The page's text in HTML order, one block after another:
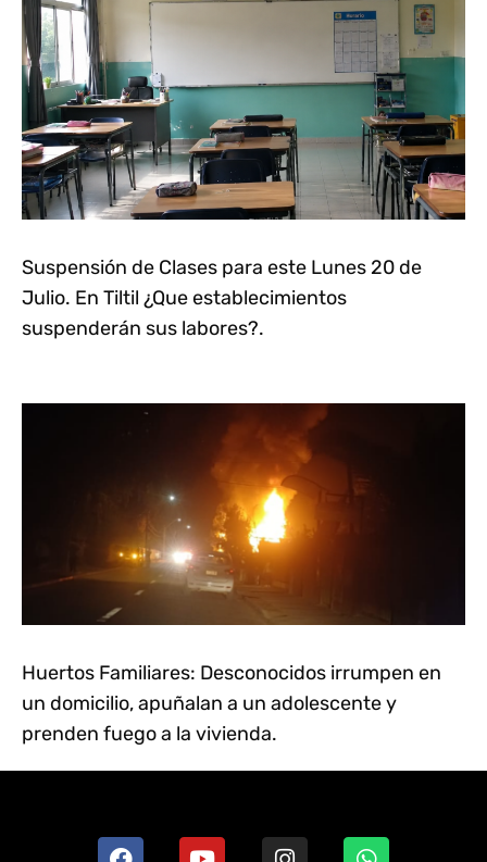
Suspensión de Clases para este Lunes 20 de
Julio. En Tiltil ¿Que establecimientos
suspenderán sus labores?.
Huertos Familiares: Desconocidos irrumpen en
un domicilio, apuñalan a un adolescente y
prenden fuego a la vivienda.